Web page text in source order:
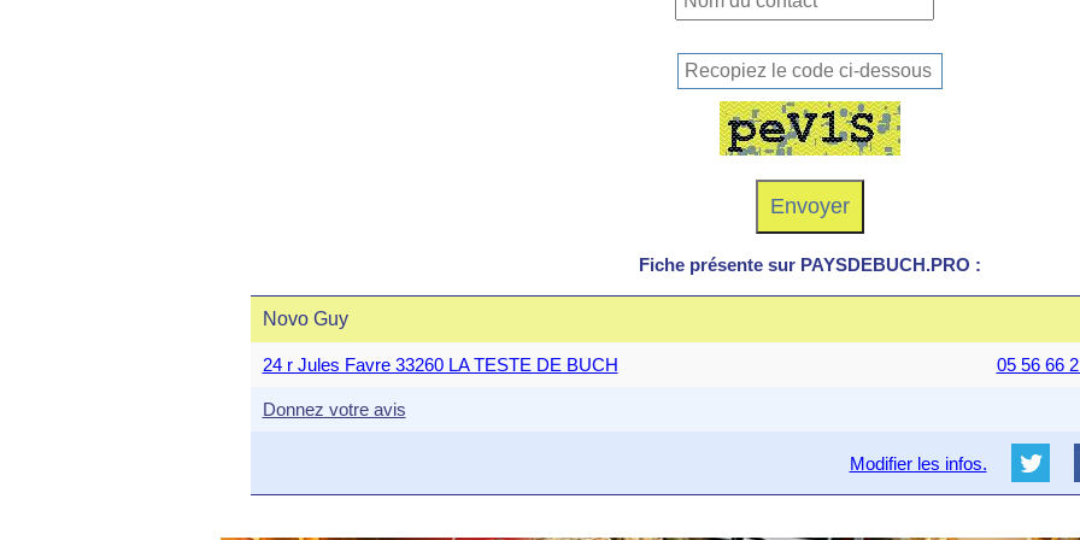
Fiche présente sur PAYSDEBUCH.PRO :
Novo Guy
24 r Jules Favre 33260 LA TESTE DE BUCH 05 56 66
Donnez votre avis
Modifier les infos.